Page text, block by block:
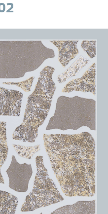
THƯ
TIN SỰ KIỆN
TIN CHUYÊN MÔN
LIÊN HỆ - TƯ
2